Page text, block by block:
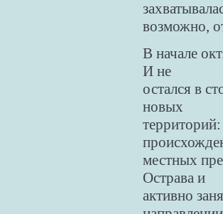
возможно,
В начале
И не
остался в
новых
местных
Острава и
активно